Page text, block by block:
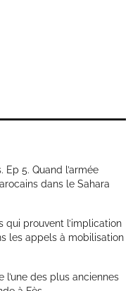
5. Quand l’armée
dans le Sahara
qui prouvent l’implication
les appels à mobilisation
des plus anciennes